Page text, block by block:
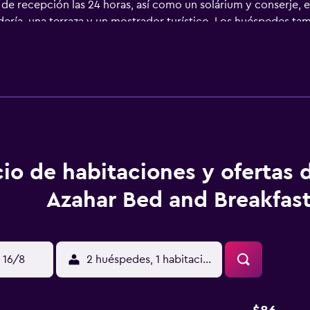
recepción las 24 horas, así como un solárium y conserje,
una terraza y un mostrador turístico. Los huéspedes
pone a su disposición habitaciones que incluyen una
de habitaciones y ofertas
Azahar Bed and
16/8 2 huéspedes, 1 habitación